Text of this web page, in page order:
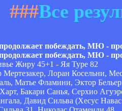
###Все
Жиру 45+1 - Яя Туре 82
Лоран Косельни,
Матье Фламини, Эктор
Бакари Санья, Серхио
Давид Сильва (Хесус